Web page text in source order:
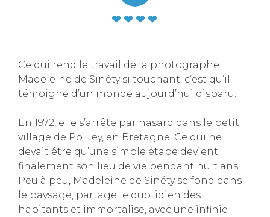
Ce qui rend le travail de la photographe
Madeleine de Sinéty si touchant, c’est qu’il
témoigne d’un monde aujourd’hui disparu.
En 1972, elle s’arrête par hasard dans le petit
village de Poilley, en Bretagne. Ce qui ne
devait être qu’une simple étape devient
finalement son lieu de vie pendant huit ans.
Peu à peu, Madeleine de Sinéty se fond dans
le paysage, partage le quotidien des
habitants et immortalise, avec une infinie